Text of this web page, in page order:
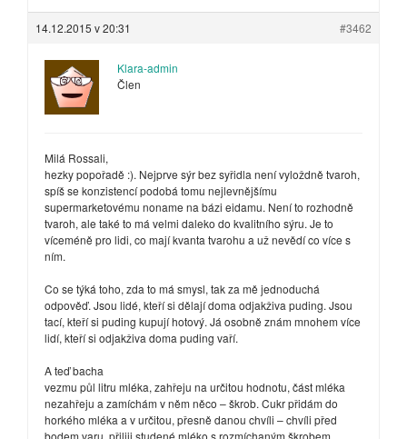
14.12.2015 v 20:31 #3462
Klara-admin
Člen
Milá Rossali,
hezky popořadě :). Nejprve sýr bez syřidla není vyloždně tvaroh,
spíš se konzistencí podobá tomu nejlevnějšímu
supermarketovému noname na bázi eidamu. Není to rozhodně
tvaroh, ale také to má velmi daleko do kvalitního sýru. Je to
víceméně pro lidi, co mají kvanta tvarohu a už nevědí co více s
ním.
Co se týká toho, zda to má smysl, tak za mě jednoduchá
odpověď. Jsou lidé, kteří si dělají doma odjakživa puding. Jsou
tací, kteří si puding kupují hotový. Já osobně znám mnohem více
lidí, kteří si odjakživa doma puding vaří.
A teď bacha
vezmu půl litru mléka, zahřeju na určitou hodnotu, část mléka
nezahřeju a zamíchám v něm něco – škrob. Cukr přidám do
horkého mléka a v určitou, přesně danou chvíli – chvíli před
bodem varu, přiliji studené mléko s rozmíchaným škrobem.